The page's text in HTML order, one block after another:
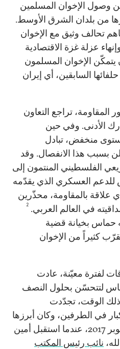
وصول الإخوان المسلمين
من بلدان الشرق الأوسط.
تحالف وثيق مع الإخوان
عزلة غزة الاقتصادية
يتمكّن الإخوان المسلمون
السابقين، أي إيران
تراجع التعاون
الأدنى. وفي حين
منخفض، تبادل
بسبب هذا الانفصال. وقد
الفلسطيني المنتمون إلى
العسكري الذي يقدّمه
علاقة بالمقاومة، محذّرين
في العالم العربي. 2
حماس بخيانة قضية
كثيراً من الإخوان
لفترة معيّنة، عادت
لتتحسّن بحلول النصف
2017. فمنذ ذلك الوقت، تجدّدت
في الطرفين، وكان أبرزها
اجتماع 31 تشرين الأول/أكتوبر 2017، عندما استقبل أمين
نائب رئيس المكتب